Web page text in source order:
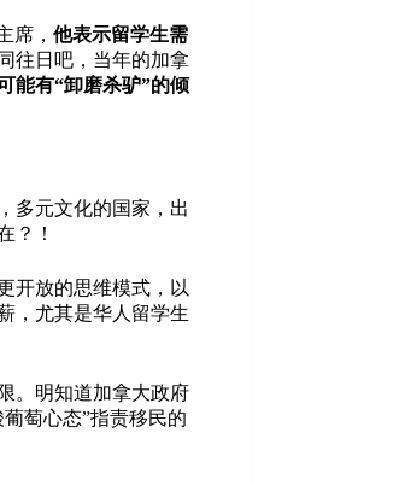
席， 他表示留学生需
往日吧，当年的加拿
能有“卸磨杀驴”的倾
多元文化的国家，出
？！
开放的思维模式，以
，尤其是华人留学生
。明知道加拿大政府
萄心态”指责移民的